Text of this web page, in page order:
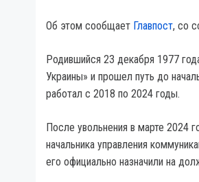
Об этом сообщает Главпост, со
Родившийся 23 декабря 1977
Украины» и прошел путь до
работал с 2018 по 2024 годы.
После увольнения в марте 2024
начальника управления
его официально назначили на